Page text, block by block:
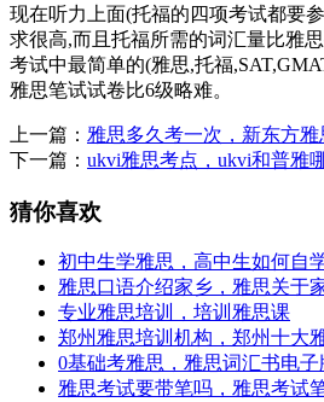
现在听力上面(托福的四项考试都要
求很高,而且托福所需的词汇量比雅
考试中最简单的(雅思,托福
雅思笔试试卷比6级略难。
上一篇： 雅思多久考一次，新东方
下一篇： ukvi雅思考点，ukvi和普雅
猜你喜欢
初中生学雅思，高中生如何自
雅思口语介绍家乡，雅思关于
专业雅思培训，培训雅思课
郑州雅思培训机构，郑州十大
0基础考雅思，雅思词汇书电子
雅思考试要带笔吗，雅思考试